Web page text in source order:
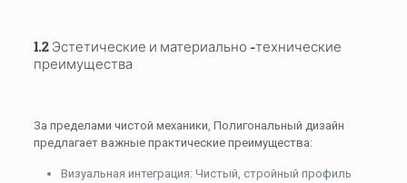
1.2 Эстетические и материально -технические
преимущества
За пределами чистой механики, Полигональный дизайн
предлагает важные практические преимущества:
Визуальная интеграция: Чистый, стройный профиль